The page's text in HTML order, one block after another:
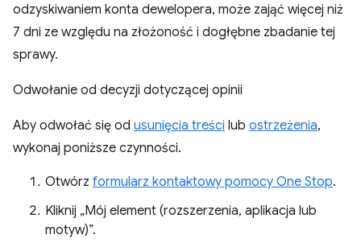
odzyskiwaniem konta dewelopera, może zająć więcej niż
7 dni ze względu na złożoność i dogłębne zbadanie tej
sprawy.
Odwołanie od decyzji dotyczącej opinii
Aby odwołać się od usunięcia treści lub ostrzeżenia,
wykonaj poniższe czynności.
Otwórz formularz kontaktowy pomocy One Stop.
Kliknij „Mój element (rozszerzenia, aplikacja lub
motyw)”.